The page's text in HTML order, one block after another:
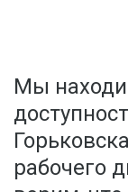
Мы
рабочего